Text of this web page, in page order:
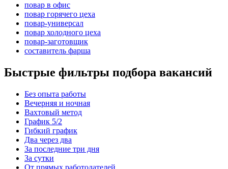
повар в офис
повар горячего цеха
повар-универсал
повар холодного цеха
повар-заготовщик
составитель фарша
Быстрые фильтры подбора вакансий
Без опыта работы
Вечерняя и ночная
Вахтовый метод
График 5/2
Гибкий график
Два через два
За последние три дня
За сутки
От прямых работодателей